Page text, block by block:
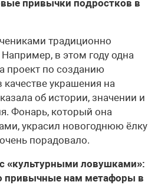
привычки подростков в
традиционно
в этом году одна
проект по созданию
качестве украшения на
об истории, значении и
Фонарь, который она
украсил новогоднюю ёлку
порадовало.
«культурными ловушками»:
привычные нам метафоры в